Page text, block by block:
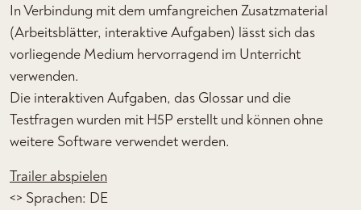
In Verbindung mit dem umfangreichen Zusatzmaterial
(Arbeitsblätter, interaktive Aufgaben) lässt sich das
vorliegende Medium hervorragend im Unterricht
verwenden.
Die interaktiven Aufgaben, das Glossar und die
Testfragen wurden mit H5P erstellt und können ohne
weitere Software verwendet werden.
Trailer abspielen
<> Sprachen: DE